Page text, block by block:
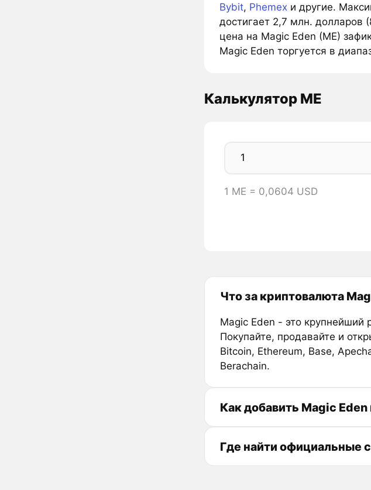
Bybit, Phemex и другие.
достигает 2,7 млн. долларов
цена на Magic Eden (ME)
Magic Eden торгуется в
Калькулятор ME
1 ME = 0,0604 USD
Что за криптовалюта
Magic Eden - это крупнейший
Покупайте, продавайте и
Bitcoin, Ethereum, Base,
Berachain.
Как добавить Magic
Где найти официальные